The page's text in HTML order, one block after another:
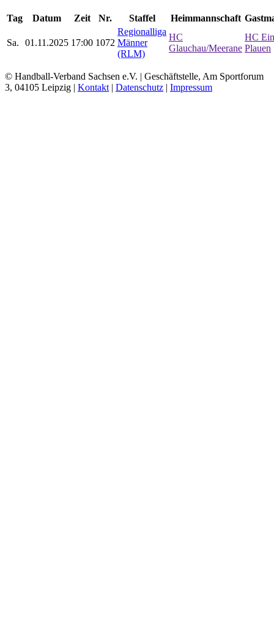
Tag Datum Zeit Nr. Staffel Heimmannschaft
Sa. 01.11.2025 17:00 1072
Regionalliga
Männer
(RLM)
HC
Glauchau/Meerane
HC
Plauen
© Handball-Verband Sachsen e.V. | Geschäftstelle, Am Sportforum
3, 04105 Leipzig | Kontakt | Datenschutz | Impressum